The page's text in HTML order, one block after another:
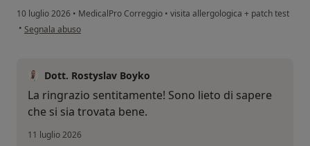
10 luglio 2026 • MedicalPro Correggio • visita allergologica + patch test
• secondo l'opinione dell'utente C.M.
Segnala abuso
Dott. Rostyslav Boyko
La ringrazio sentitamente! Sono lieto di sapere
che si sia trovata bene.
11 luglio 2026